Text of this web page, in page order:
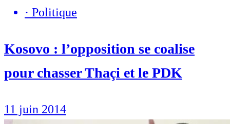
· Politique
Kosovo : l’opposition se coalise
pour chasser Thaçi et le PDK
11 juin 2014